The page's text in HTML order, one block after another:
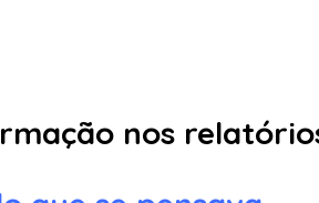
nos